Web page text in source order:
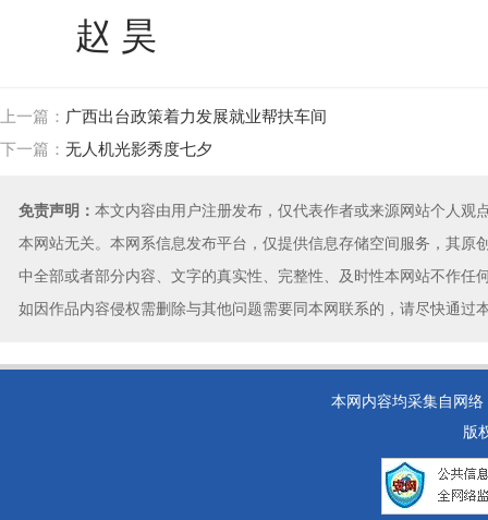
赵 昊
上一篇： 广西出台政策着力发展就业帮扶车间
下一篇： 无人机光影秀度七夕
免责声明： 本文内容由用户注册发布，仅代表作者或来源网站个人
本网站无关。本网系信息发布平台，仅提供信息存储空间服务，其
中全部或者部分内容、文字的真实性、完整性、及时性本网站不作
如因作品内容侵权需删除与其他问题需要同本网联系的，请尽快通过
本网内容均采集自网
版